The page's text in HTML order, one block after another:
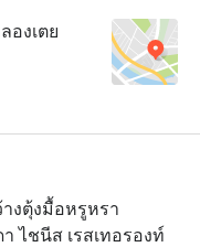
องเตย
งตุ้งมื้อหรูหรา
ไชนีส เรสเทอรองท์